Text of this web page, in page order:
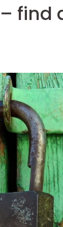
find